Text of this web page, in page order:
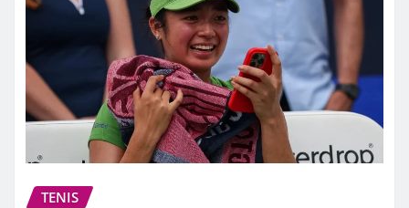
TENIS